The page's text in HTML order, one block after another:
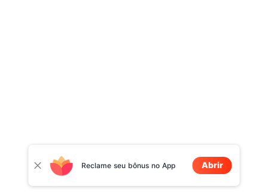
Reclame seu bônus no App Abrir